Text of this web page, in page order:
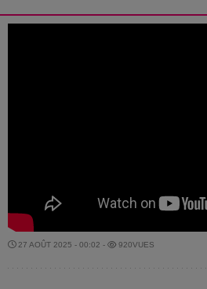
27 AOÛT 2025 - 00:02 - 920VUES